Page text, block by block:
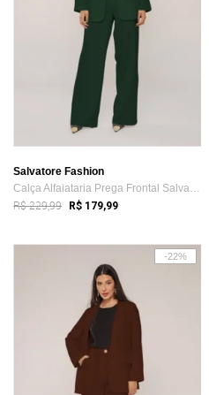
Salvatore Fashion
Calça Alfaiataria Prega Frontal Salvatore Verde
R$ 229,99 R$ 179,99
-22%